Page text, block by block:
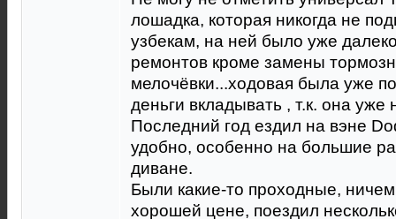
лошадка, которая никогда не
узбекам, на ней было уже
ремонтов кроме замены
мелочёвки...ходовая была уже
деньги вкладывать , т.к. она
Последний год ездил на вэне
удобно, особенно на большие
диване.
Были какие-то проходные,
хорошей цене, поездил